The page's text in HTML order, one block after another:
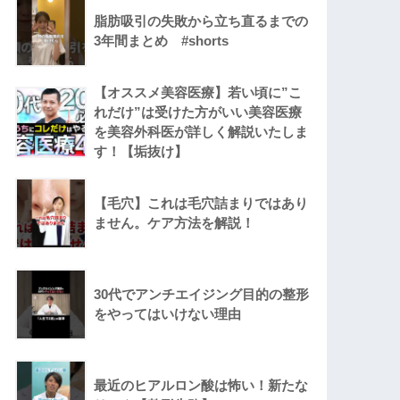
脂肪吸引の失敗から立ち直るまでの
3年間まとめ #shorts
【オススメ美容医療】若い頃に”こ
れだけ”は受けた方がいい美容医療
を美容外科医が詳しく解説いたしま
す！【垢抜け】
【毛穴】これは毛穴詰まりではあり
ません。ケア方法を解説！
30代でアンチエイジング目的の整形
をやってはいけない理由
最近のヒアルロン酸は怖い！新たな